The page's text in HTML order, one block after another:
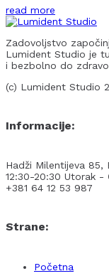
read more
Zadovoljstvo
Lumident Studio je
i bezbolno do
(c) Lumident Studio
Informacije:
Hadži Milentijeva 85,
12:30-20:30 Utorak -
+381 64 12 53 987
Strane:
Početna